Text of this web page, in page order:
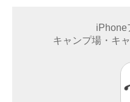
iPhone
キャンプ場・キ